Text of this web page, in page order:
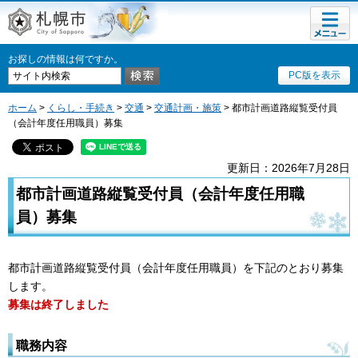
札幌市
お探しの情報は何ですか。
PC版を表示
メニュ
ー
ホーム > くらし・手続き > 交通 > 交通計画・施策 > 都市計画道路縦覧受付員
（会計年度任用職員）募集
更新日：2026年7月28日
都市計画道路縦覧受付員（会計年度任用職
員）募集
都市計画道路縦覧受付員（会計年度任用職員）を下記のとおり募集
します。
募集は終了しました
職務内容